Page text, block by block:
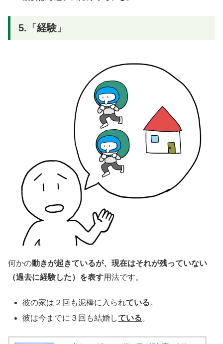
5.「経験」
何かの動きが起きているが、現在はそれが残っていない
（過去に経験した）を表す用法です。
彼の家は２回も泥棒に入られている。
彼は今までに３回も結婚している。